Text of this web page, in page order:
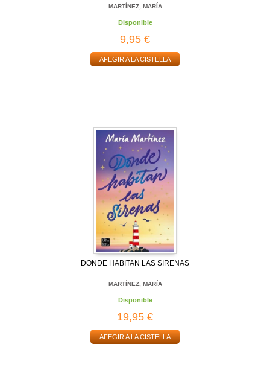
MARTÍNEZ, MARÍA
Disponible
9,95 €
AFEGIR A LA CISTELLA
DONDE HABITAN LAS SIRENAS
MARTÍNEZ, MARÍA
Disponible
19,95 €
AFEGIR A LA CISTELLA